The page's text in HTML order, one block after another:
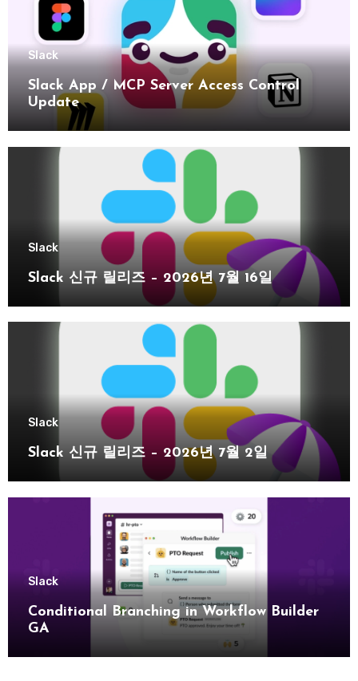
Slack
Slack App / MCP Server Access Control
Update
Slack
Slack 신규 릴리즈 – 2026년 7월 16일
Slack
Slack 신규 릴리즈 – 2026년 7월 2일
Slack
Conditional Branching in Workflow Builder
GA